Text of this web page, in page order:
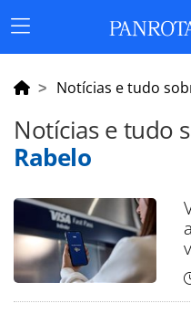
Menu
Principal
Notícias e tudo
Notícias e tudo
Rabelo